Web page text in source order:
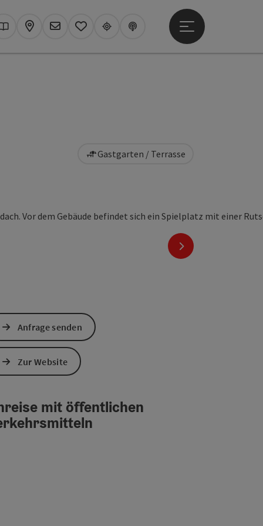
Kataloge
KarteNewsletter
MerkzettelUpperguide
Podcast
Hauptmenü öffnen
nächstes Element
Gastgarten / Terrasse
Anfrage senden
Zur Website
mit öffentlichen